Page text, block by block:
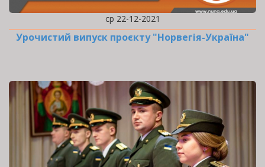
ср 22-12-2021
Урочистий випуск проєкту "Норвегія-Україна"